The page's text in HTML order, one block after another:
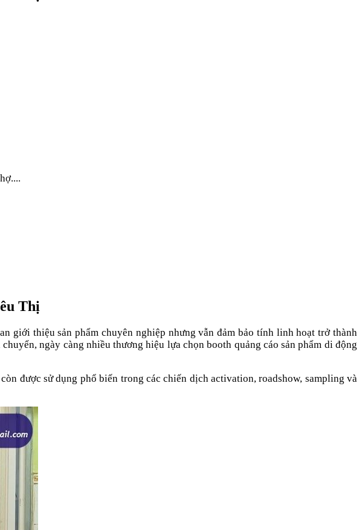
Thị
giới thiệu sản phẩm chuyên nghiệp nhưng vẫn đảm bảo tính linh hoạt trở thành
ngày càng nhiều thương hiệu lựa chọn booth quảng cáo sản phẩm di động
được sử dụng phổ biến trong các chiến dịch activation, roadshow, sampling và